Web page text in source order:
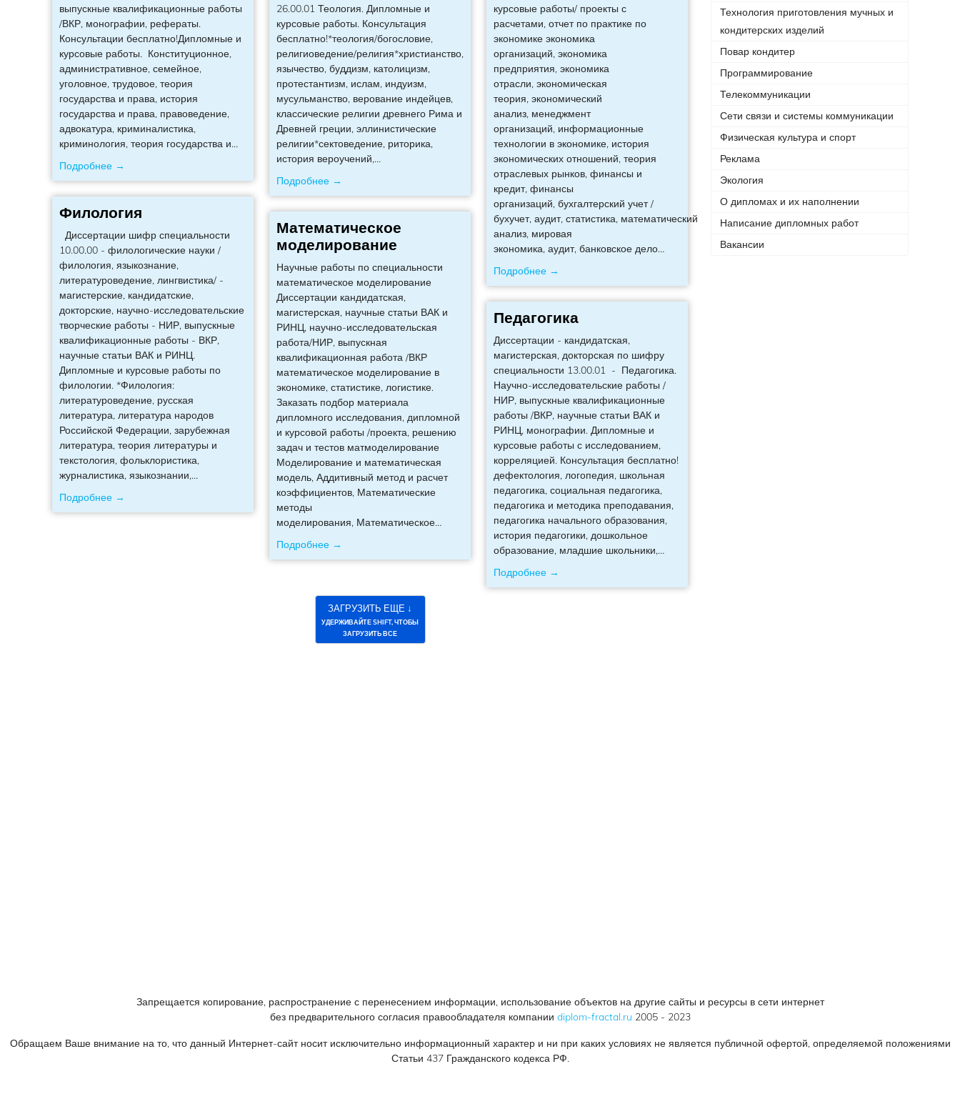
выпускные квалификационные работы
/ВКР, монографии, рефераты.
Консультации бесплатно!Дипломные и
курсовые работы. Конституционное,
административное, семейное,
уголовное, трудовое, теория
государства и права, история
государства и права, правоведение,
адвокатура, криминалистика,
криминология, теория государства и…
Подробнее →
26.00.01 Теология. Дипломные и
курсовые работы. Консультация
бесплатно!*теология/богословие,
религиоведение/религия*христианство,
язычество, буддизм, католицизм,
протестантизм, ислам, индуизм,
мусульманство, верование индейцев,
классические религии древнего Рима и
Древней греции, эллинистические
религии*сектоведение, риторика,
история вероучений,…
Подробнее →
курсовые работы/ проекты с
расчетами, отчет по практике по
экономике экономика
организаций, экономика
предприятия, экономика
отрасли, экономическая
теория, экономический
анализ, менеджмент
организаций, информационные
технологии в экономике, история
экономических отношений, теория
отраслевых рынков, финансы и
кредит, финансы
организаций, бухгалтерский учет /
бухучет, аудит, статистика, математический
анализ, мировая
экономика, аудит, банковское дело…
Подробнее →
Филология
Диссертации шифр специальности
10.00.00 - филологические науки /
филология, языкознание,
литературоведение, лингвистика/ -
магистерские, кандидатские,
докторские, научно-исследовательские
творческие работы - НИР, выпускные
квалификационные работы - ВКР,
научные статьи ВАК и РИНЦ.
Дипломные и курсовые работы по
филологии. *Филология:
литературоведение, русская
литература, литература народов
Российской Федерации, зарубежная
литература, теория литературы и
текстология, фольклористика,
журналистика, языкознании,…
Подробнее →
Математическое
моделирование
Научные работы по специальности
математическое моделирование
Диссертации кандидатская,
магистерская, научные статьи ВАК и
РИНЦ, научно-исследовательская
работа/НИР, выпускная
квалификационная работа /ВКР
математическое моделирование в
экономике, статистике, логистике.
Заказать подбор материала
дипломного исследования, дипломной
и курсовой работы /проекта, решению
задач и тестов матмоделирование
Моделирование и математическая
модель, Аддитивный метод и расчет
коэффициентов, Математические
методы
моделирования, Математическое…
Подробнее →
Педагогика
Диссертации - кандидатская,
магистерская, докторская по шифру
специальности 13.00.01 - Педагогика.
Научно-исследовательские работы /
НИР, выпускные квалификационные
работы /ВКР, научные статьи ВАК и
РИНЦ, монографии. Дипломные и
курсовые работы с исследованием,
корреляцией. Консультация бесплатно!
дефектология, логопедия, школьная
педагогика, социальная педагогика,
педагогика и методика преподавания,
педагогика начального образования,
история педагогики, дошкольное
образование, младшие школьники,…
Подробнее →
ЗАГРУЗИТЬ ЕЩЕ ↓
УДЕРЖИВАЙТЕ SHIFT, ЧТОБЫ
ЗАГРУЗИТЬ ВСЕ
Технология приготовления мучных и
кондитерских изделий
Повар кондитер
Программирование
Телекоммуникации
Сети связи и системы коммуникации
Физическая культура и спорт
Реклама
Экология
О дипломах и их наполнении
Написание дипломных работ
Вакансии
Запрещается копирование, распространение с перенесением информации, использование объектов на другие сайты и ресурсы в сети интернет
без предварительного согласия правообладателя компании diplom-fractal.ru 2005 - 2023
Обращаем Ваше внимание на то, что данный Интернет-сайт носит исключительно информационный характер и ни при каких условиях не является публичной офертой, определяемой положениями
Статьи 437 Гражданского кодекса РФ.